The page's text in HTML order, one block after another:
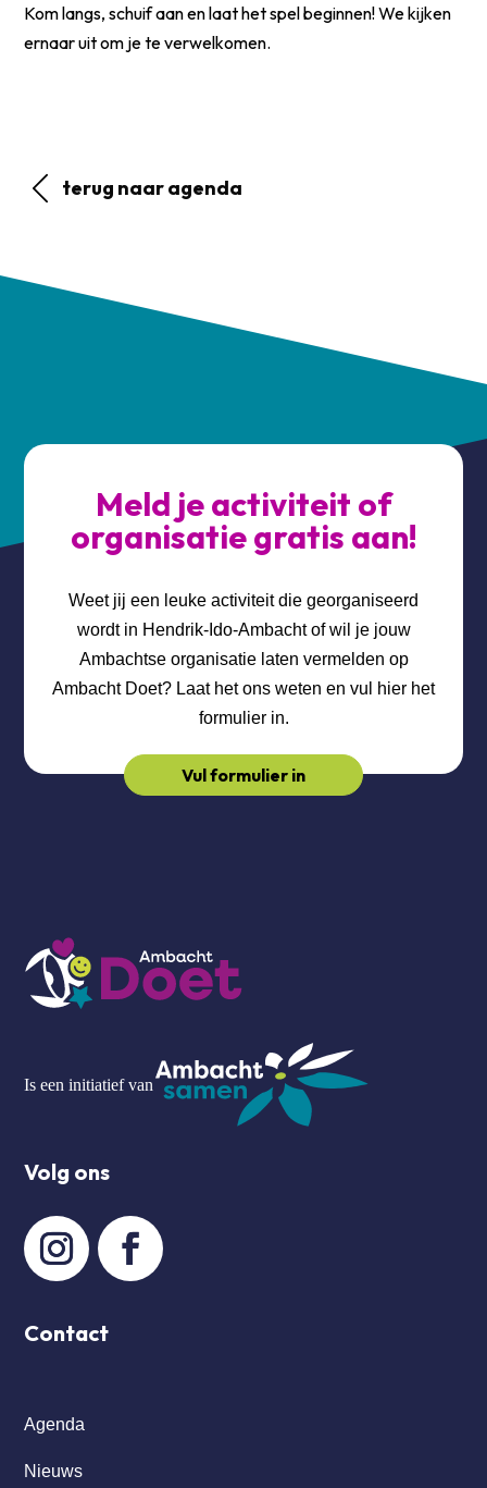
Kom langs, schuif aan en laat het spel beginnen! We kijken
ernaar uit om je te verwelkomen.
terug naar agenda
Meld je activiteit of
organisatie gratis aan!
Weet jij een leuke activiteit die georganiseerd
wordt in Hendrik-Ido-Ambacht of wil je jouw
Ambachtse organisatie laten vermelden op
Ambacht Doet? Laat het ons weten en vul hier het
formulier in.
Vul formulier in
Is een initiatief van
Volg ons
Contact
Agenda
Nieuws